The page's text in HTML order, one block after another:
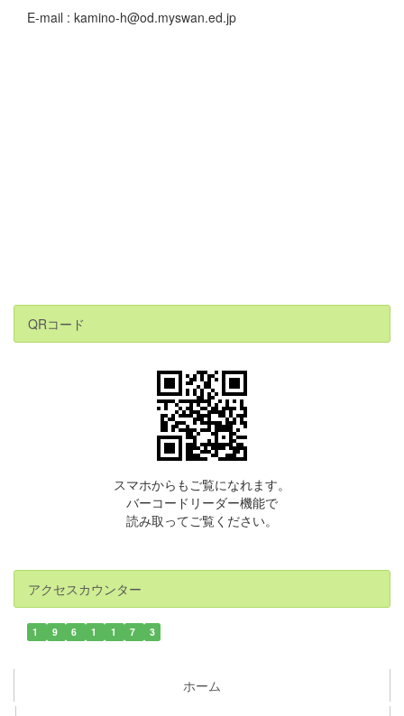
E-mail : kamino-h@od.myswan.ed.jp
QRコード
スマホからもご覧になれます。
バーコードリーダー機能で
読み取ってご覧ください。
アクセスカウンター
1 9 6 1 1 7 3
ホーム